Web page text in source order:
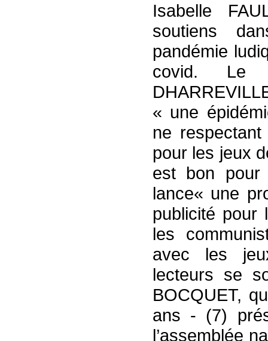
Isabelle
soutiens
pandémie
covid. Le
« une
ne
pour les jeux
est bon
lance« une
publicité
les
avec les
lecteurs se
BOCQUET,
ans - (7)
l’assemblée